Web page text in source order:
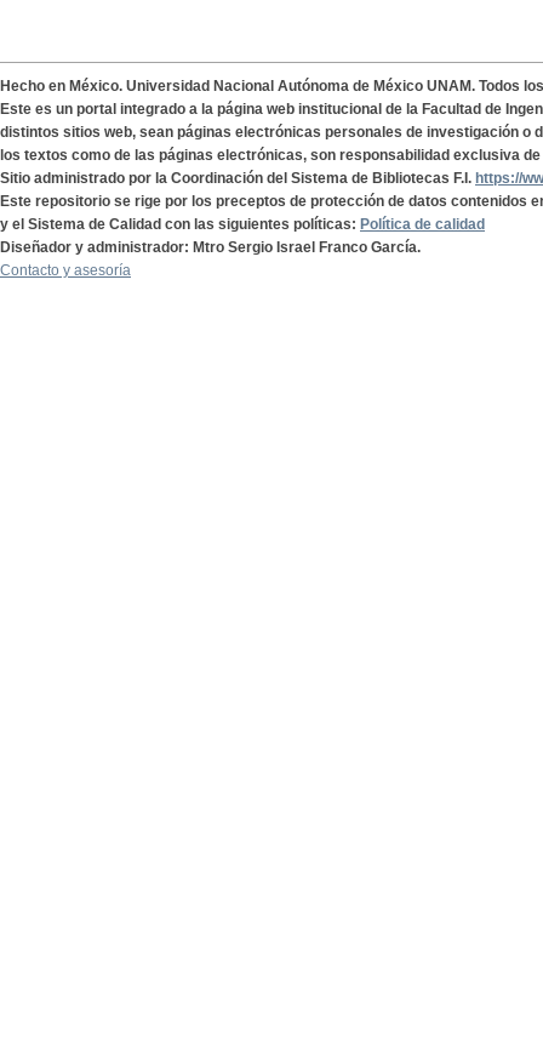
Hecho en México. Universidad Nacional Autónoma de México UNAM. Todos
Este es un portal integrado a la página web institucional de la Facultad de
distintos sitios web, sean páginas electrónicas personales de investigación o
los textos como de las páginas electrónicas, son responsabilidad exclusiva
Sitio administrado por la Coordinación del Sistema de Bibliotecas F.I. https://
Este repositorio se rige por los preceptos de protección de datos contenidos
y el Sistema de Calidad con las siguientes políticas: Política de calidad
Diseñador y administrador: Mtro Sergio Israel Franco García.
Contacto y asesoría